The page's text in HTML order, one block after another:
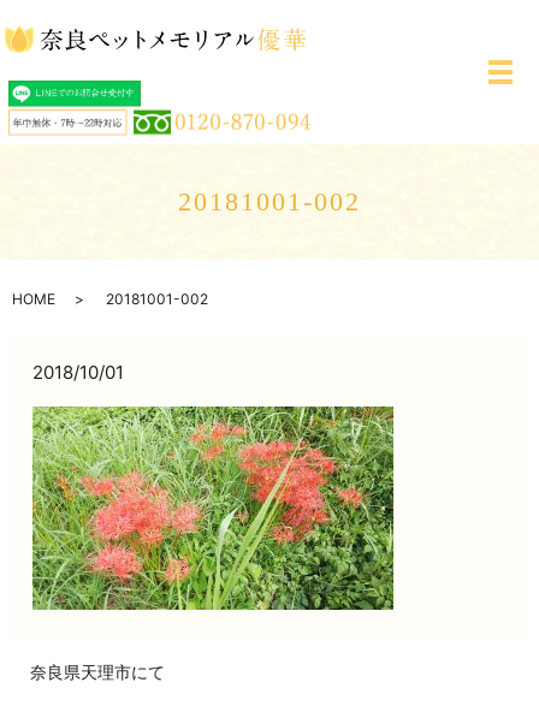
メ
20181001-002
HOME 20181001-002
2018/10/01
奈良県天理市にて